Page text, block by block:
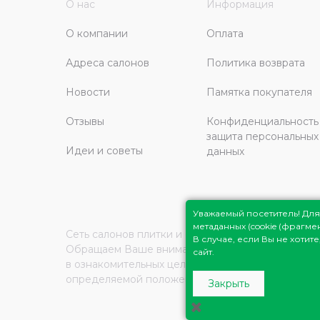
О нас
О компании
Адреса салонов
Новости
Отзывы
Идеи и советы
Информация
Оплата
Политика возврата
Памятка покупателя
защита персональных
данных
Сеть салонов плитки и сантехники Плитка
Обращаем Ваше внимание на то, что вся
в ознакомительных целях и ни при каких
определяемой положениями Статьи 437 (2)
Уважаемый посетитель!
метаданных (cookie
В случае, если Вы не
сайт.
Закрыть